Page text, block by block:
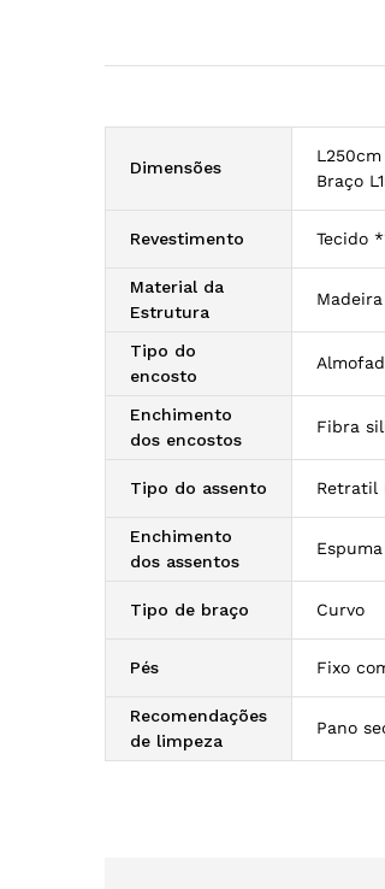
Dimensões
L250cm
Braço
Revestimento Tecido
Material da
Estrutura
Madeira
Tipo do
encosto
Enchimento
dos encostos
Fibra
Tipo do assento Retratil
Enchimento
dos assentos
Tipo de braço Curvo
Pés Fixo
Recomendações
de limpeza
Pano